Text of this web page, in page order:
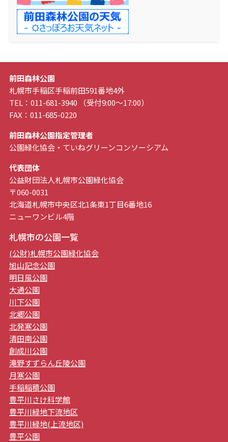
前田森林公園
札幌市手稲区手稲前田591番地4外
TEL：011-681-3940 （受付9:00～17:00）
FAX：011-685-0220
前田森林公園指定管理者
公園緑化協会・ていねグリーンコンソーシアム
代表団体
公益財団法人札幌市公園緑化協会
〒060-0031
北海道札幌市中央区北1条東1丁目6番地16
ニューワンビル4階
札幌市の公園一覧
(公財)札幌市公園緑化協会
旭山記念公園
明日風公園
大通公園
川下公園
北郷公園
北発寒公園
清田南公園
創成川公園
滝野すずらん丘陵公園
月寒公園
手稲稲積公園
豊平川さけ科学館
豊平川緑地下流地区
豊平川緑地(上流地区)
豊平公園